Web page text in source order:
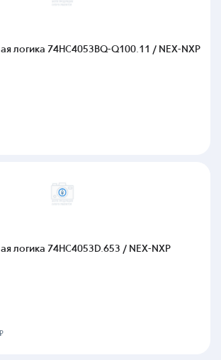
логика 74HC4053BQ-Q100.11 / NEX-NXP
логика 74HC4053D.653 / NEX-NXP